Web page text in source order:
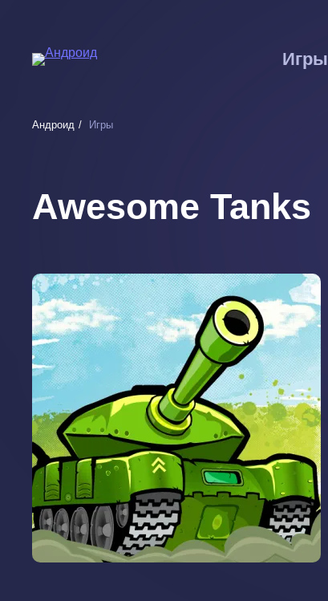
основному
Игры
Андроид Игры
Awesome Tanks